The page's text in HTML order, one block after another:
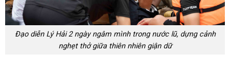
Đạo diễn Lý Hải 2 ngày ngâm mình trong nước lũ, dựng cảnh
nghẹt thở giữa thiên nhiên giận dữ